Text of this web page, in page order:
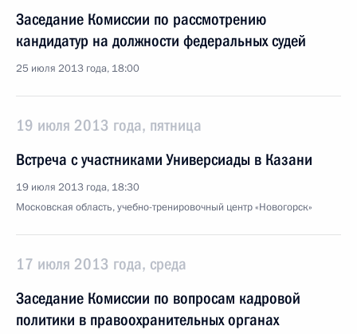
Заседание Комиссии по рассмотрению
кандидатур на должности федеральных судей
25 июля 2013 года, 18:00
19 июля 2013 года, пятница
Встреча с участниками Универсиады в Казани
19 июля 2013 года, 18:30
Московская область, учебно-тренировочный центр «Новогорск»
17 июля 2013 года, среда
Заседание Комиссии по вопросам кадровой
политики в правоохранительных органах